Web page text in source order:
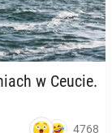
w Ceucie.
4768